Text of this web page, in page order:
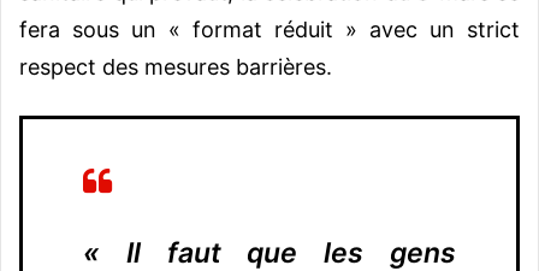
fera sous un « format réduit » avec un strict
respect des mesures barrières.
« Il faut que les gens